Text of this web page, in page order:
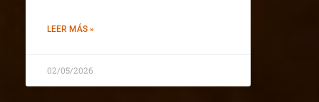
LEER MÁS »
02/05/2026